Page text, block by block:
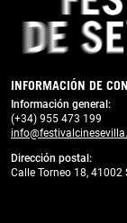
INFORMACIÓN DE
Información general:
(+34) 955 473 199
Dirección postal:
Calle Torneo 18, 41002